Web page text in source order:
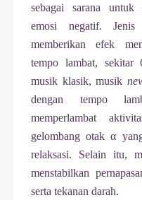
sebagai sarana untuk
emosi negatif.
memberikan efek
tempo lambat, sekitar
musik klasik, musik
dengan tempo
memperlambat
gelombang otak α
relaksasi. Selain itu,
menstabilkan
serta tekanan darah.